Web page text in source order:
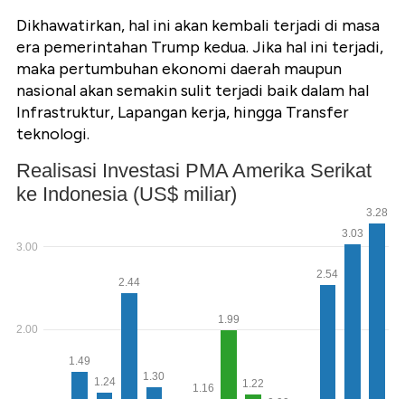
Dikhawatirkan, hal ini akan kembali terjadi di masa
era pemerintahan Trump kedua. Jika hal ini terjadi,
maka pertumbuhan ekonomi daerah maupun
nasional akan semakin sulit terjadi baik dalam hal
Infrastruktur, Lapangan kerja, hingga Transfer
teknologi.